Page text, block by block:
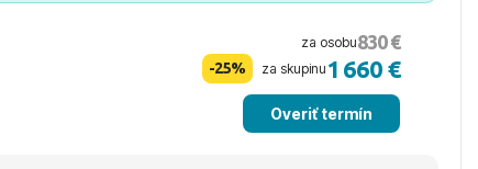
za osobu830 €
-25% za skupinu 1 660 €
Overiť termín